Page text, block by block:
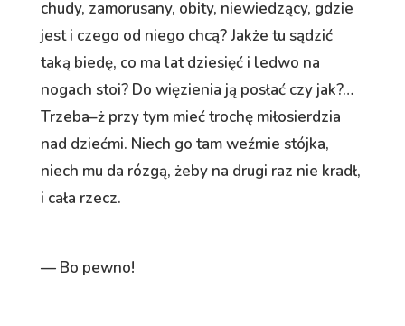
chudy, zamorusany, obity, niewiedzący, gdzie
jest i czego od niego chcą? Jakże tu sądzić
taką biedę, co ma lat dziesięć i ledwo na
nogach stoi? Do więzienia ją posłać czy jak?…
Trzeba–ż przy tym mieć trochę miłosierdzia
nad dziećmi. Niech go tam weźmie stójka,
niech mu da rózgą, żeby na drugi raz nie kradł,
i cała rzecz.
— Bo pewno!